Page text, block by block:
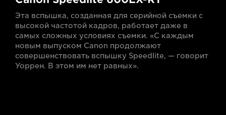
Эта вспышка, созданная для серийной съемки с
высокой частотой кадров, работает даже в
самых сложных условиях съемки. «С каждым
новым выпуском Canon продолжают
совершенствовать вспышку Speedlite, — говорит
Уоррен. В этом им нет равных».